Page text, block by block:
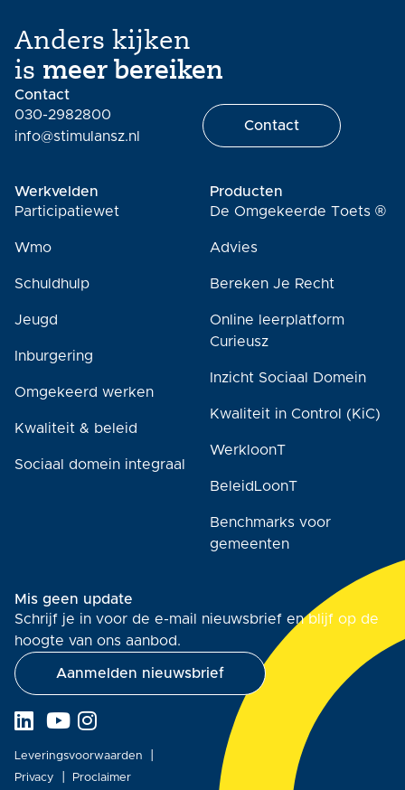
Anders kijken
is meer bereiken
Contact
030-2982800
info@stimulansz.nl
Contact
Werkvelden
Participatiewet
Wmo
Schuldhulp
Jeugd
Inburgering
Omgekeerd werken
Kwaliteit & beleid
Sociaal domein integraal
Producten
De Omgekeerde Toets ®
Advies
Bereken Je Recht
Online leerplatform
Curieusz
Inzicht Sociaal Domein
Kwaliteit in Control (KiC)
WerkloonT
BeleidLoonT
Benchmarks voor
gemeenten
Mis geen update
Schrijf je in voor de e-mail nieuwsbrief en blijf op de
hoogte van ons aanbod.
Aanmelden nieuwsbrief
Leveringsvoorwaarden
Privacy
Proclaimer